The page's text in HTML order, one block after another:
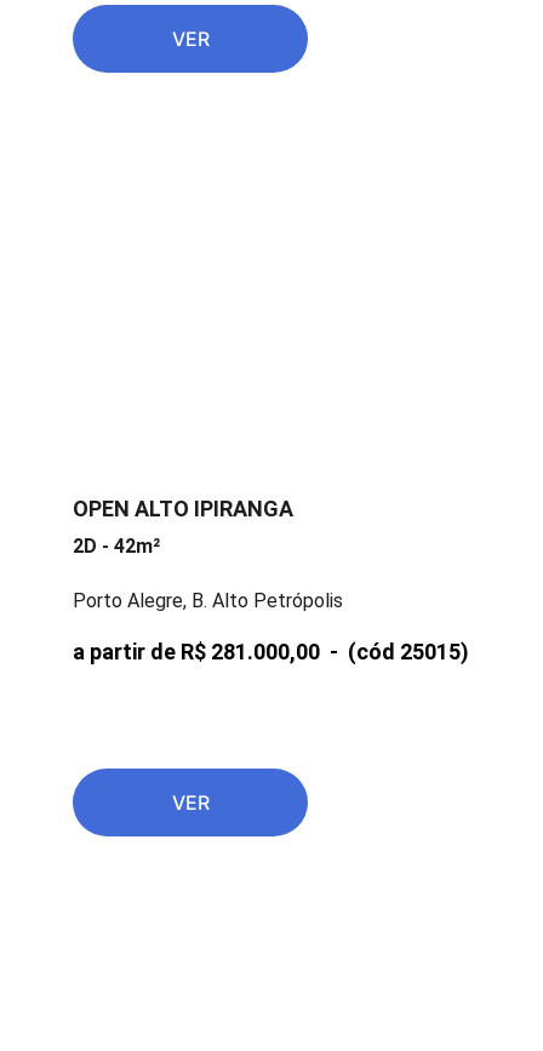
VER
OPEN ALTO IPIRANGA
2D - 42m²
Porto Alegre, B. Alto Petrópolis
VER
a partir de R$ 281.000,00  - (cód 25015)